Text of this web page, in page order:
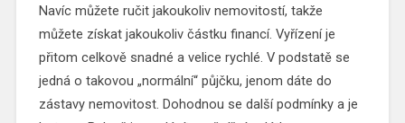
Navíc můžete ručit jakoukoliv nemovitostí, takže
můžete získat jakoukoliv částku financí. Vyřízení je
přitom celkově snadné a velice rychlé. V podstatě se
jedná o takovou „normální“ půjčku, jenom dáte do
zástavy nemovitost. Dohodnou se další podmínky a je